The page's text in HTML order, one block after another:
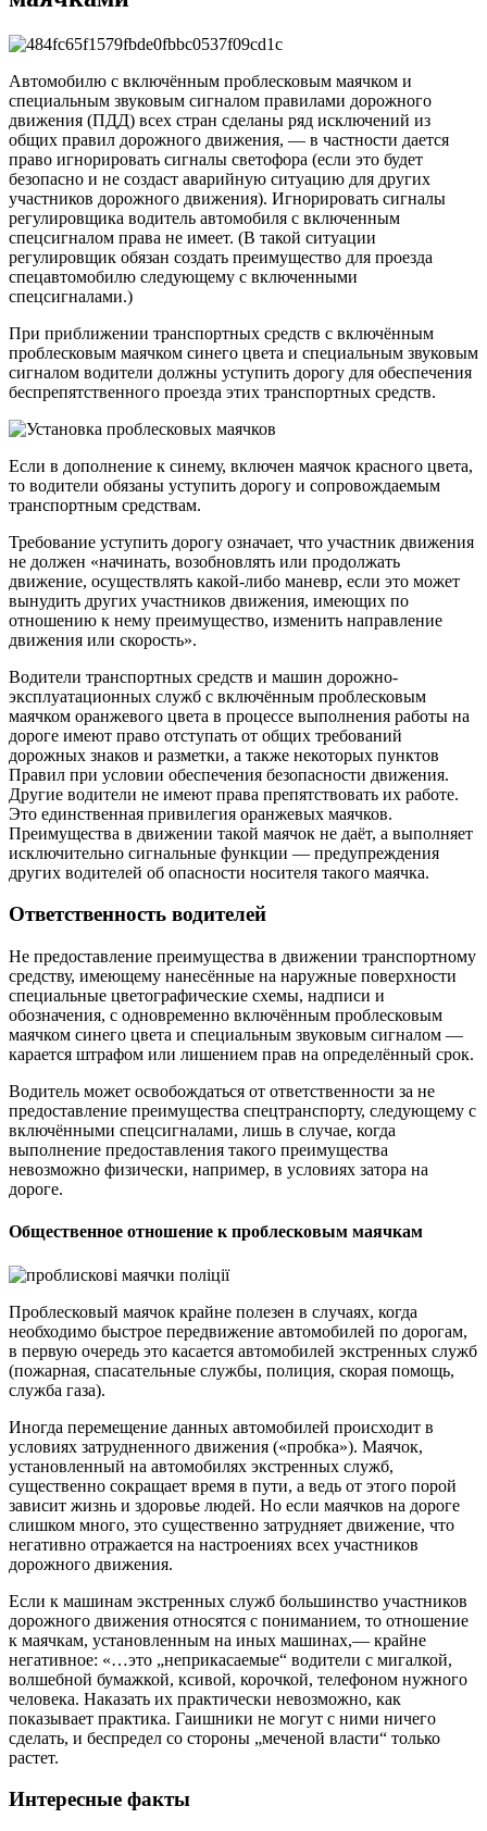
Автомобилю с включённым проблесковым маячком и
специальным звуковым сигналом правилами дорожного
движения (ПДД) всех стран сделаны ряд исключений из
общих правил дорожного движения, — в частности дается
право игнорировать сигналы светофора (если это будет
безопасно и не создаст аварийную ситуацию для других
участников дорожного движения). Игнорировать сигналы
регулировщика водитель автомобиля с включенным
спецсигналом права не имеет. (В такой ситуации
регулировщик обязан создать преимущество для проезда
спецавтомобилю следующему с включенными
спецсигналами.)
При приближении транспортных средств с включённым
проблесковым маячком синего цвета и специальным звуковым
сигналом водители должны уступить дорогу для обеспечения
беспрепятственного проезда этих транспортных средств.
Если в дополнение к синему, включен маячок красного цвета,
то водители обязаны уступить дорогу и сопровождаемым
транспортным средствам.
Требование уступить дорогу означает, что участник движения
не должен «начинать, возобновлять или продолжать
движение, осуществлять какой-либо маневр, если это может
вынудить других участников движения, имеющих по
отношению к нему преимущество, изменить направление
движения или скорость».
Водители транспортных средств и машин дорожно-
эксплуатационных служб с включённым проблесковым
маячком оранжевого цвета в процессе выполнения работы на
дороге имеют право отступать от общих требований
дорожных знаков и разметки, а также некоторых пунктов
Правил при условии обеспечения безопасности движения.
Другие водители не имеют права препятствовать их работе.
Это единственная привилегия оранжевых маячков.
Преимущества в движении такой маячок не даёт, а выполняет
исключительно сигнальные функции — предупреждения
других водителей об опасности носителя такого маячка.
Ответственность водителей
Не предоставление преимущества в движении транспортному
средству, имеющему нанесённые на наружные поверхности
специальные цветографические схемы, надписи и
обозначения, с одновременно включённым проблесковым
маячком синего цвета и специальным звуковым сигналом —
карается штрафом или лишением прав на определённый срок.
Водитель может освобождаться от ответственности за не
предоставление преимущества спецтранспорту, следующему с
включёнными спецсигналами, лишь в случае, когда
выполнение предоставления такого преимущества
невозможно физически, например, в условиях затора на
дороге.
Общественное отношение к проблесковым маячкам
Проблесковый маячок крайне полезен в случаях, когда
необходимо быстрое передвижение автомобилей по дорогам,
в первую очередь это касается автомобилей экстренных служб
(пожарная, спасательные службы, полиция, скорая помощь,
служба газа).
Иногда перемещение данных автомобилей происходит в
условиях затрудненного движения («пробка»). Маячок,
установленный на автомобилях экстренных служб,
существенно сокращает время в пути, а ведь от этого порой
зависит жизнь и здоровье людей. Но если маячков на дороге
слишком много, это существенно затрудняет движение, что
негативно отражается на настроениях всех участников
дорожного движения.
Если к машинам экстренных служб большинство участников
дорожного движения относятся с пониманием, то отношение
к маячкам, установленным на иных машинах,— крайне
негативное: «…это „неприкасаемые“ водители с мигалкой,
волшебной бумажкой, ксивой, корочкой, телефоном нужного
человека. Наказать их практически невозможно, как
показывает практика. Гаишники не могут с ними ничего
сделать, и беспредел со стороны „меченой власти“ только
растет.
Интересные факты